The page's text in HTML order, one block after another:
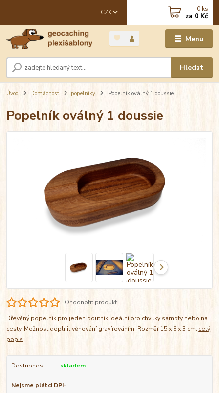
Menu
CZK
Hledat
0 ks
za 0 Kč
Úvod Domácnost popelníky Popelník oválný 1 doussie
Popelník oválný 1 doussie
Ohodnotit produkt
Dřevěný popelník pro jeden doutník ideální pro chvilky samoty nebo na
cesty. Možnost doplnit věnování gravírováním. Rozměr 15 x 8 x 3 cm. celý
popis
Dostupnost skladem
Nejsme plátci DPH